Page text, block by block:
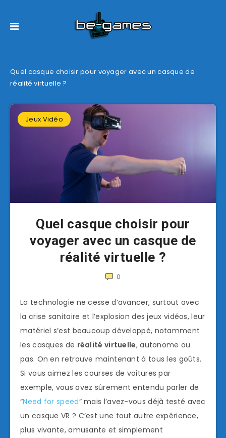
Quel casque choisir pour voyager avec un casque de
réalité virtuelle ?
Jeux Vidéo
Quel casque choisir pour
voyager avec un casque de
réalité virtuelle ?
0
La technologie ne cesse d’avancer, surtout avec
la crise sanitaire et l’explosion des jeux vidéos, leur
matériel s’est beaucoup développé, notamment
les casques de réalité virtuelle, autonome ou
pas. On en retrouve maintenant à tous les goûts.
Si vous aimez les courses de voitures par
exemple, vous avez sûrement entendu parler de
“Need for speed” mais l’avez-vous déjà testé avec
un casque VR ? C’est une tout autre expérience,
plus vivante, amusante et simplement